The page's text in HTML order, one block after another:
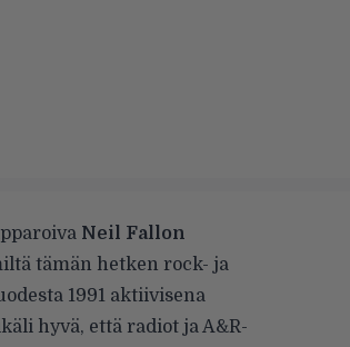
Neil Fallon
tämän hetken rock- ja
1991 aktiivisena
hyvä, että radiot ja A&R-